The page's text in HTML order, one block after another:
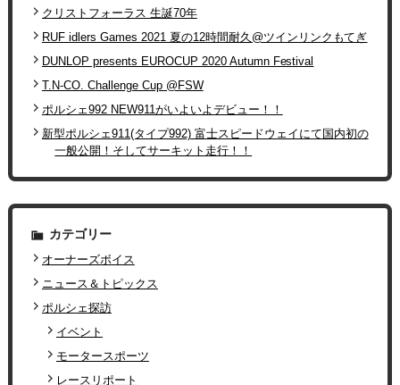
クリストフォーラス 生誕70年
RUF idlers Games 2021 夏の12時間耐久@ツインリンクもてぎ
DUNLOP presents EUROCUP 2020 Autumn Festival
T.N-CO. Challenge Cup @FSW
ポルシェ992 NEW911がいよいよデビュー！！
新型ポルシェ911(タイプ992) 富士スピードウェイにて国内初の
一般公開！そしてサーキット走行！！
カテゴリー
オーナーズボイス
ニュース＆トピックス
ポルシェ探訪
イベント
モータースポーツ
レースリポート